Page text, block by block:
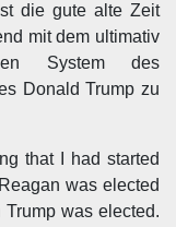
die gute alte Zeit
mit dem ultimativ
System des
Donald Trump zu
that I had started
was elected
was elected.